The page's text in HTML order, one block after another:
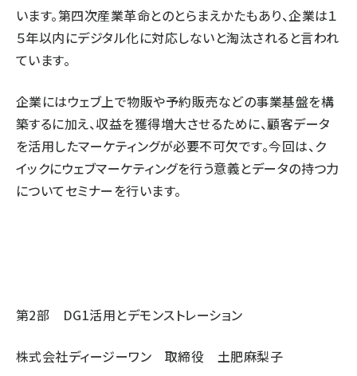
います。第四次産業革命とのとらまえかたもあり、企業は１
５年以内にデジタル化に対応しないと淘汰されると言われ
ています。
企業にはウェブ上で物販や予約販売などの事業基盤を構
築するに加え、収益を獲得増大させるために、顧客データ
を活用したマーケティングが必要不可欠です。今回は、ク
イックにウェブマーケティングを行う意義とデータの持つ力
についてセミナーを行います。
第2部 DG1活用とデモンストレーション
株式会社ディージーワン 取締役 土肥麻梨子